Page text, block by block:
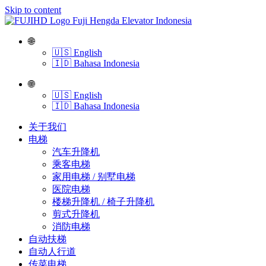
Skip to content
🌐
🇺🇸 English
🇮🇩 Bahasa Indonesia
🌐
🇺🇸 English
🇮🇩 Bahasa Indonesia
关于我们
电梯
​汽车升降机
​乘客电梯
​家用电梯 / 别墅电梯
​医院电梯
​楼梯升降机 / 椅子升降机
​剪式升降机
​消防电梯
自动扶梯
自动人行道
传菜电梯